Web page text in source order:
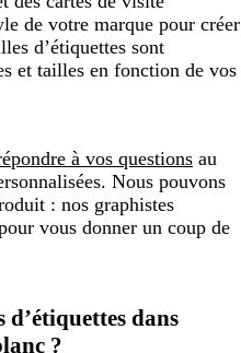
de votre marque pour créer
d’étiquettes sont
et tailles en fonction de vos
à vos questions au
Nous pouvons
: nos graphistes
vous donner un coup de
d’étiquettes dans
?